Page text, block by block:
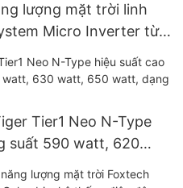
lượng mặt trời linh
Micro Inverter từ
Tier1 Neo N-Type
suất 590 watt, 620
module hai mặt.